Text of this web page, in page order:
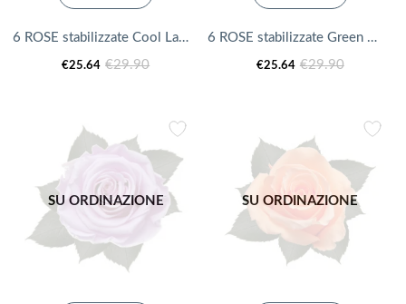
6 ROSE stabilizzate Cool Lavender
€25.64Il
€25.64.
€29.90Il
era:
€29.90.
6 ROSE stabilizzate Green Glow
€25.64Il
€25.64.
€29.90Il
era:
SU ORDINAZIONE SU ORDINAZIONE